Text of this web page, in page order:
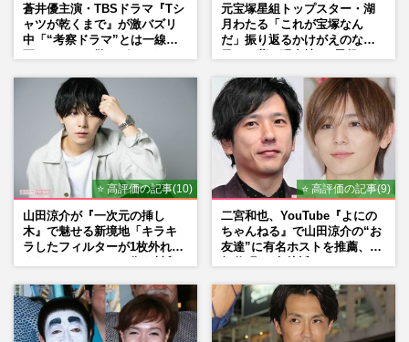
蒼井優主演・TBSドラマ『Tシ
ャツが乾くまで』が激バズリ
中「“考察ドラマ”とは一線を
元宝塚星組トップスター・湖
月わたる「これが宝塚なん
だ」振り返るかけがえのない
⭐ 高評価の記事(10)
山田涼介が『一次元の挿し
木』で魅せる新境地「キラキ
ラしたフィルターが1枚外れて
⭐ 高評価の記事(9)
二宮和也、YouTube『よにの
ちゃんねる』で山田涼介の“お
友達”に有名ホストを推薦、歌